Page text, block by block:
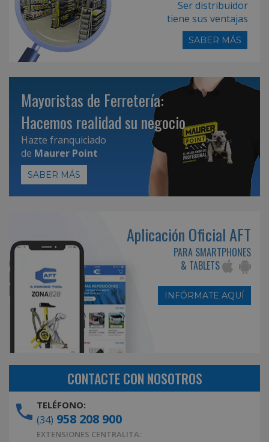
Ser distribuidor
tiene sus ventajas
SABER MÁS
Mayoristas de Ferretería:
Hacemos realidad su negocio
Hazte franquiciado
de Maurer Point
SABER MÁS
Aplicación Oficial AFT
PARA SMARTPHONES
& TABLETS
INFÓRMATE AQUÍ
CONTACTE CON NOSOTROS
TELÉFONO:
(34) 958 208 900
EXTENSIONES CENTRALITA: